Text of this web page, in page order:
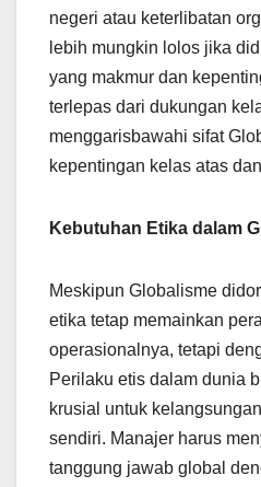
negeri atau keterlibatan
lebih mungkin lolos jika
yang makmur dan
terlepas dari dukungan
menggarisbawahi sifat
kepentingan kelas atas
Kebutuhan Etika dalam
Meskipun Globalisme
etika tetap memainkan
operasionalnya, tetapi
Perilaku etis dalam dunia
krusial untuk
sendiri. Manajer harus
tanggung jawab global